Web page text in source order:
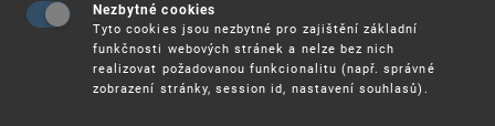
Nezbytné cookies
Tyto cookies jsou nezbytné pro zajištění základní
funkčnosti webových stránek a nelze bez nich
realizovat požadovanou funkcionalitu (např. správné
zobrazení stránky, session id, nastavení souhlasů).